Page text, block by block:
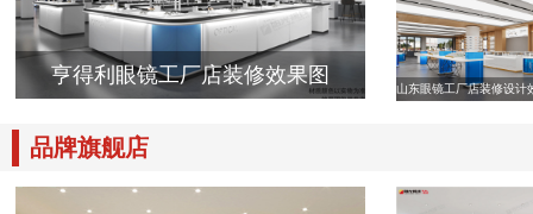
亨得利眼镜工厂店装修效果图
山东眼镜工厂店装修设计
品牌旗舰店